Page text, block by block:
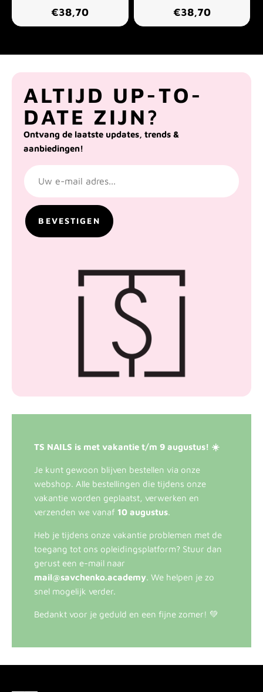
€38,70 €38,70
ALTIJD UP-TO-
DATE ZIJN?
Ontvang de laatste updates, trends &
aanbiedingen!
TS NAILS is met vakantie t/m 9 augustus! ☀️
Je kunt gewoon blijven bestellen via onze
webshop. Alle bestellingen die tijdens onze
vakantie worden geplaatst, verwerken en
verzenden we vanaf 10 augustus.
Heb je tijdens onze vakantie problemen met de
toegang tot ons opleidingsplatform? Stuur dan
gerust een e-mail naar
mail@savchenko.academy. We helpen je zo
snel mogelijk verder.
Bedankt voor je geduld en een fijne zomer! 💚